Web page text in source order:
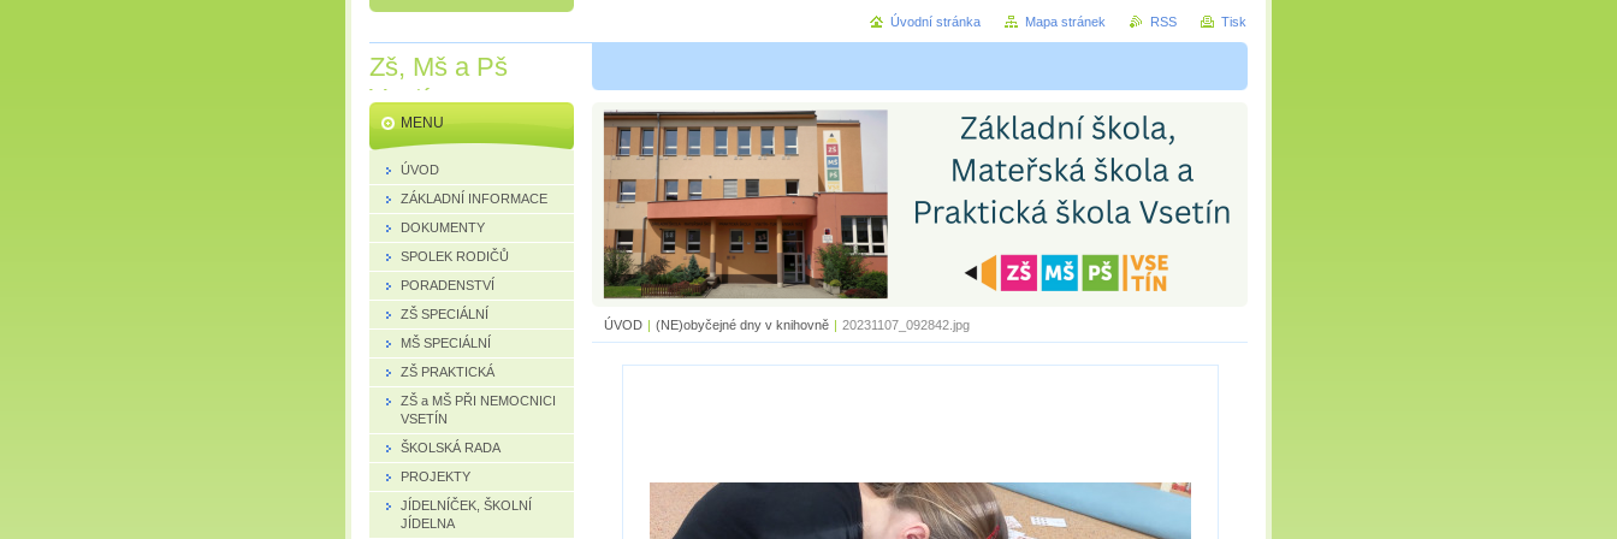
Zš, Mš a Pš
Vsetín
ÚVOD | (NE)obyčejné dny v knihovně | 20231107_092842.jpg
MENU
ÚVOD
ZÁKLADNÍ INFORMACE
DOKUMENTY
SPOLEK RODIČŮ
PORADENSTVÍ
ZŠ SPECIÁLNÍ
MŠ SPECIÁLNÍ
ZŠ PRAKTICKÁ
ZŠ a MŠ PŘI NEMOCNICI
VSETÍN
ŠKOLSKÁ RADA
PROJEKTY
JÍDELNÍČEK, ŠKOLNÍ
JÍDELNA
Úvodní stránka Mapa stránek RSS Tisk